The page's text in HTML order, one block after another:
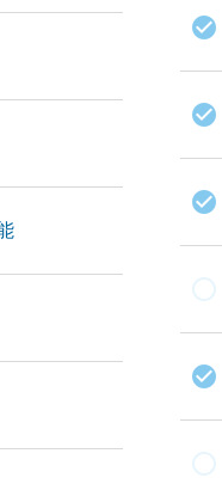
check_circle
check_circle
check_circle
check_circle